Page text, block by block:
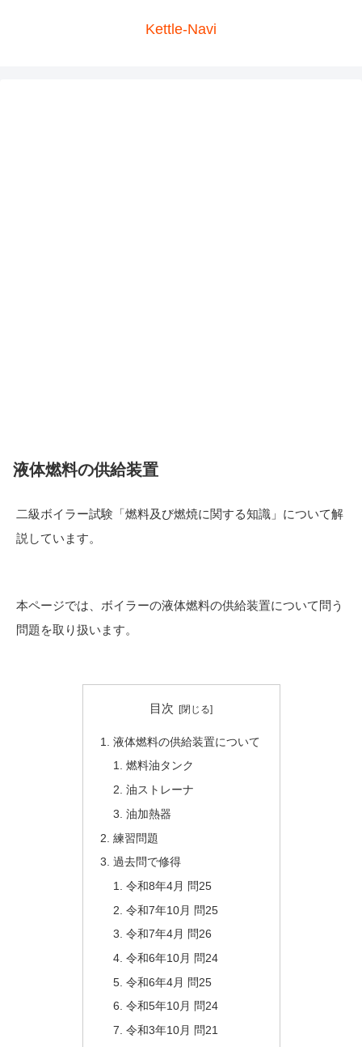
Kettle-Navi
液体燃料の供給装置
二級ボイラー試験「燃料及び燃焼に関する知識」について解
説しています。
本ページでは、ボイラーの液体燃料の供給装置について問う
問題を取り扱います。
目次
液体燃料の供給装置について
燃料油タンク
油ストレーナ
油加熱器
練習問題
過去問で修得
令和8年4月 問25
令和7年10月 問25
令和7年4月 問26
令和6年10月 問24
令和6年4月 問25
令和5年10月 問24
令和3年10月 問21